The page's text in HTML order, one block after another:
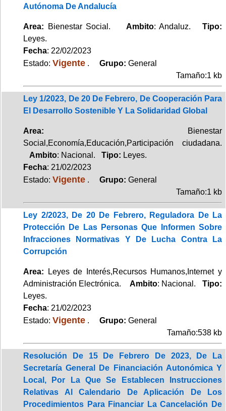
Autónoma De Andalucía
Area: Bienestar Social. Ambito: Andaluz.Tipo:
Leyes.
Fecha: 22/02/2023
Estado: Vigente . Grupo: General
Tamaño:1 kb
Ley 1/2023, De 20 De Febrero, De Cooperación Para
El Desarrollo Sostenible Y La Solidaridad Global
Area: Bienestar
Social,Economía,Educación,Participación ciudadana.
Ambito: Nacional. Tipo: Leyes.
Fecha: 21/02/2023
Estado: Vigente . Grupo: General
Tamaño:1 kb
Ley 2/2023, De 20 De Febrero, Reguladora De La
Protección De Las Personas Que Informen Sobre
Infracciones Normativas Y De Lucha Contra La
Corrupción
Area: Leyes de Interés,Recursos Humanos,Internet y
Administración Electrónica.Ambito: Nacional.Tipo:
Leyes.
Fecha: 21/02/2023
Estado: Vigente . Grupo: General
Tamaño:538 kb
Resolución De 15 De Febrero De 2023, De La
Secretaría General De Financiación Autonómica Y
Local, Por La Que Se Establecen Instrucciones
Relativas Al Calendario De Aplicación De Los
Procedimientos Para Financiar La Cancelación De